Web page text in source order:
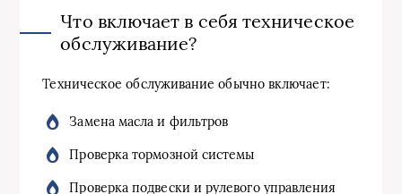
Что включает в себя техническое
обслуживание?
Техническое обслуживание обычно включает:
Замена масла и фильтров
Проверка тормозной системы
Проверка подвески и рулевого управления